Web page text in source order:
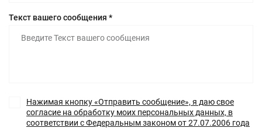
Текст вашего сообщения *
Нажимая кнопку «Отправить сообщение», я даю свое
согласие на обработку моих персональных данных, в
соответствии с Федеральным законом от 27.07.2006 года